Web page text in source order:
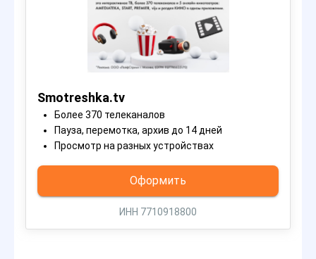
Smotreshka.tv
Более 370 телеканалов
Пауза, перемотка, архив до 14 дней
Просмотр на разных устройствах
Оформить
ИНН 7710918800